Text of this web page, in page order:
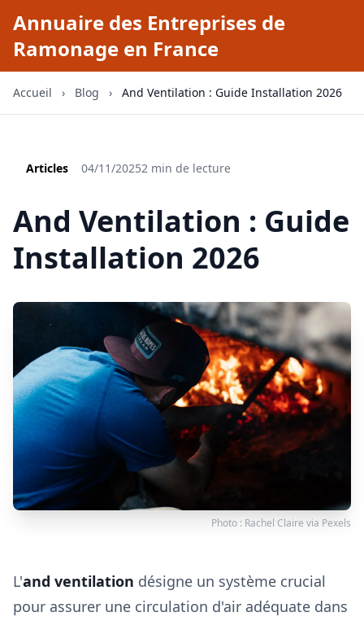
Annuaire des Entreprises de
Ramonage en France
Accueil › Blog › And Ventilation : Guide Installation 2026
Articles 04/11/20252 min de lecture
And Ventilation : Guide
Installation 2026
Photo : Rachel Claire via Pexels
L'and ventilation désigne un système crucial
pour assurer une circulation d'air adéquate dans